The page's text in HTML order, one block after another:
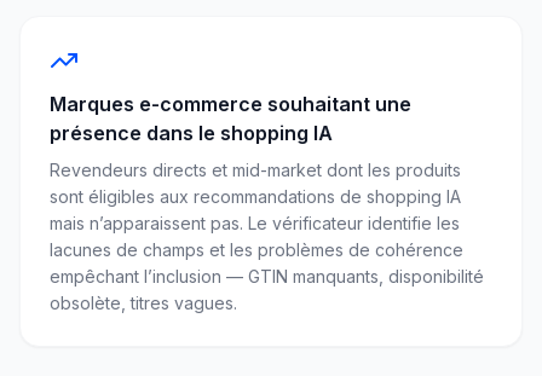
Marques e-commerce souhaitant une
présence dans le shopping IA
Revendeurs directs et mid-market dont les produits
sont éligibles aux recommandations de shopping IA
mais n’apparaissent pas. Le vérificateur identifie les
lacunes de champs et les problèmes de cohérence
empêchant l’inclusion — GTIN manquants, disponibilité
obsolète, titres vagues.